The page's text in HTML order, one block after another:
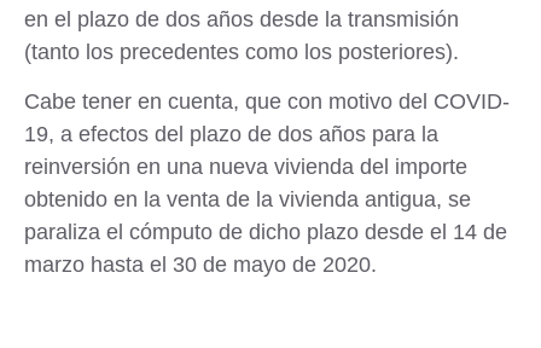
en el plazo de dos años desde la transmisión
(tanto los precedentes como los posteriores).
Cabe tener en cuenta, que con motivo del COVID-
19, a efectos del plazo de dos años para la
reinversión en una nueva vivienda del importe
obtenido en la venta de la vivienda antigua, se
paraliza el cómputo de dicho plazo desde el 14 de
marzo hasta el 30 de mayo de 2020.